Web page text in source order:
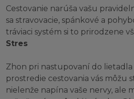
Cestovanie narúša vašu
sa stravovacie, spánkové a
tráviaci systém si to prirodzene
Stres
Zhon pri nastupovaní do lietadla
prostredie cestovania vás môžu
nielenže napína vaše nervy, ale